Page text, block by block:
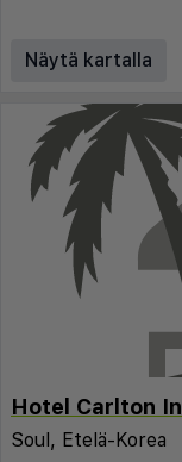
Näytä kartalla
Soul, Etelä-Korea